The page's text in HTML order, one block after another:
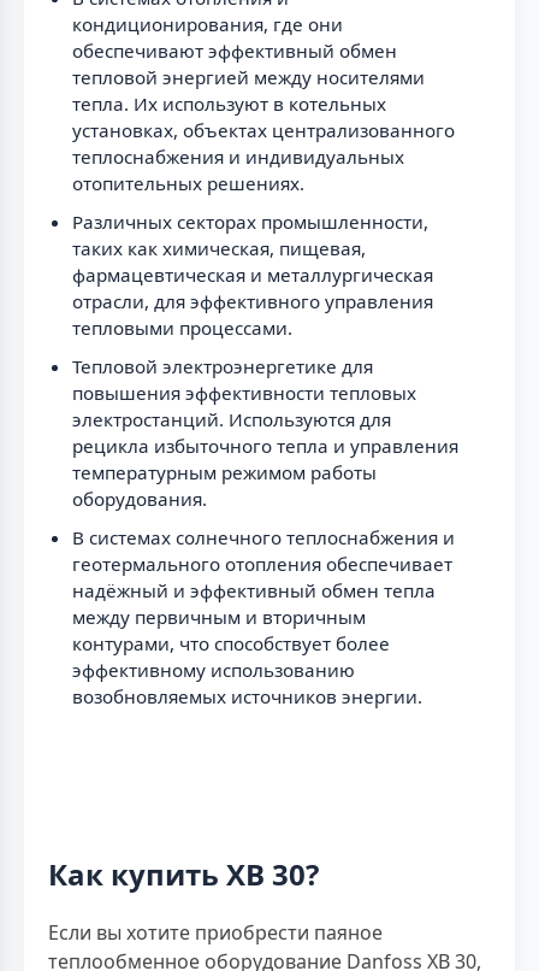
кондиционирования, где они
обеспечивают эффективный обмен
тепловой энергией между носителями
тепла. Их используют в котельных
установках, объектах централизованного
теплоснабжения и индивидуальных
отопительных решениях.
Различных секторах промышленности,
таких как химическая, пищевая,
фармацевтическая и металлургическая
отрасли, для эффективного управления
тепловыми процессами.
Тепловой электроэнергетике для
повышения эффективности тепловых
электростанций. Используются для
рецикла избыточного тепла и управления
температурным режимом работы
оборудования.
В системах солнечного теплоснабжения и
геотермального отопления обеспечивает
надёжный и эффективный обмен тепла
между первичным и вторичным
контурами, что способствует более
эффективному использованию
возобновляемых источников энергии.
Как купить XB 30?
Если вы хотите приобрести паяное
теплообменное оборудование Danfoss XB 30,